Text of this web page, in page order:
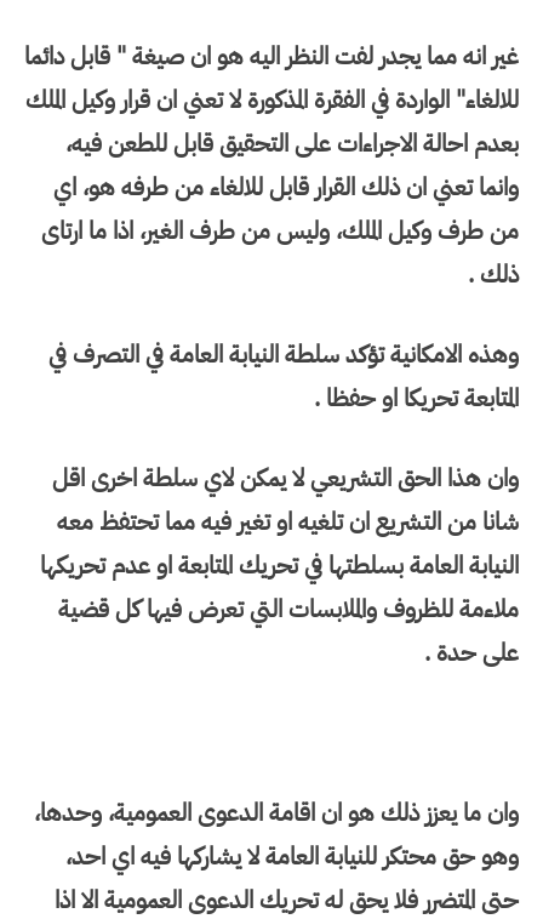
غير انه مما يجدر لفت النظر اليه هو ان صيغة " قابل دائما
للالغاء" الواردة في الفقرة المذكورة لا تعني ان قرار وكيل الملك
بعدم احالة الاجراءات على التحقيق قابل للطعن فيه،
وانما تعني ان ذلك القرار قابل للالغاء من طرفه هو، اي
من طرف وكيل الملك، وليس من طرف الغير، اذا ما ارتاى
ذلك .
وهذه الامكانية تؤكد سلطة النيابة العامة في التصرف في
المتابعة تحريكا او حفظا .
وان هذا الحق التشريعي لا يمكن لاي سلطة اخرى اقل
شانا من التشريع ان تلغيه او تغير فيه مما تحتفظ معه
النيابة العامة بسلطتها في تحريك المتابعة او عدم تحريكها
ملاءمة للظروف والملابسات التي تعرض فيها كل قضية
على حدة .
وان ما يعزز ذلك هو ان اقامة الدعوى العمومية، وحدها،
وهو حق محتكر للنيابة العامة لا يشاركها فيه اي احد،
حتى المتضرر فلا يحق له تحريك الدعوى العمومية الا اذا